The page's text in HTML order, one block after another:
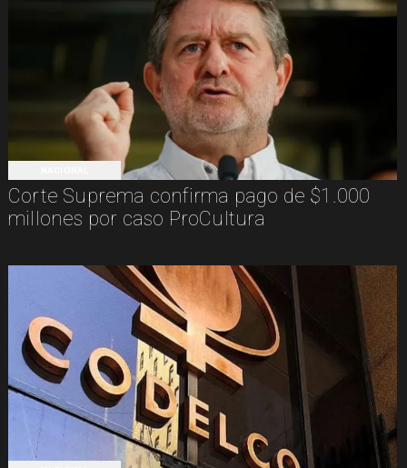
Corte Suprema confirma pago de $1.000
millones por caso ProCultura